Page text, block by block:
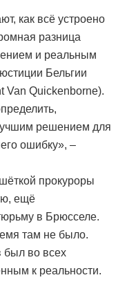
как всё устроено
разница
и реальным
Бельгии
Van Quickenborne).
решением для
ошибку», –
прокуроры
ещё
в Брюсселе.
там не было.
был во всех
к реальности.